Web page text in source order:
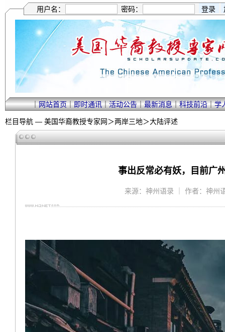
用户名： 密码：
｜网站首页｜即时通讯｜活动公告｜最新消息｜科技前沿｜学
栏目导航 — 美国华裔教授专家网＞两岸三地＞大陆评述
事出反常必有妖，目前广
来源：神州语录 ｜ 作者：神州